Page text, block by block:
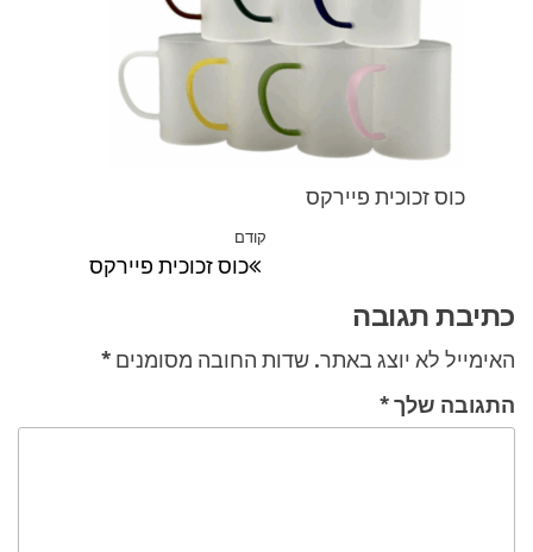
כוס זכוכית פיירקס
הפוסט
הקודם
קודם
כוס זכוכית פיירקס
כתיבת תגובה
האימייל לא יוצג באתר. שדות החובה מסומנים *
התגובה שלך*